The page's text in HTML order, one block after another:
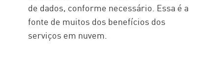
de dados, conforme necessário. Essa é a
fonte de muitos dos benefícios dos
serviços em nuvem.